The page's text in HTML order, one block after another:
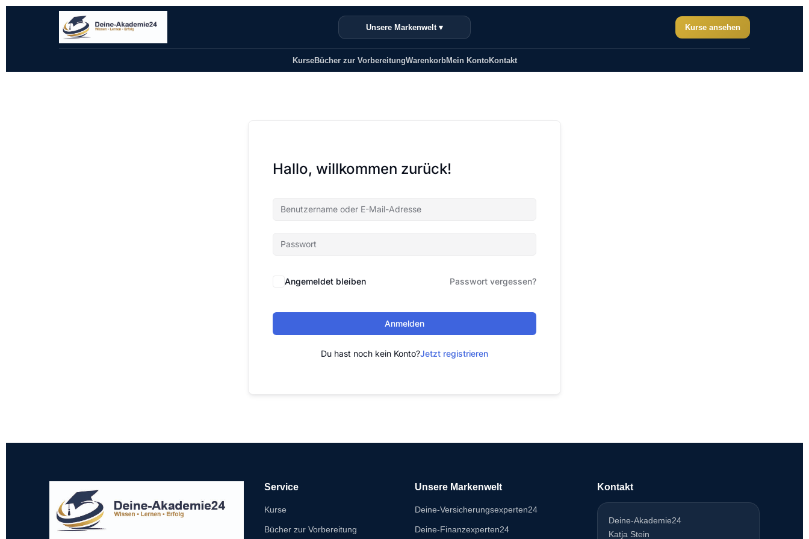
Unsere Markenwelt ▾ Kurse ansehen
KurseBücher zur VorbereitungWarenkorbMein KontoKontakt
Hallo, willkommen zurück!
Angemeldet bleiben Passwort vergessen?
Anmelden
Du hast noch kein Konto?Jetzt registrieren
Service
Kurse
Bücher zur Vorbereitung
Unsere Markenwelt
Deine-Versicherungsexperten24
Deine-Finanzexperten24
Kontakt
Deine-Akademie24
Katja Stein